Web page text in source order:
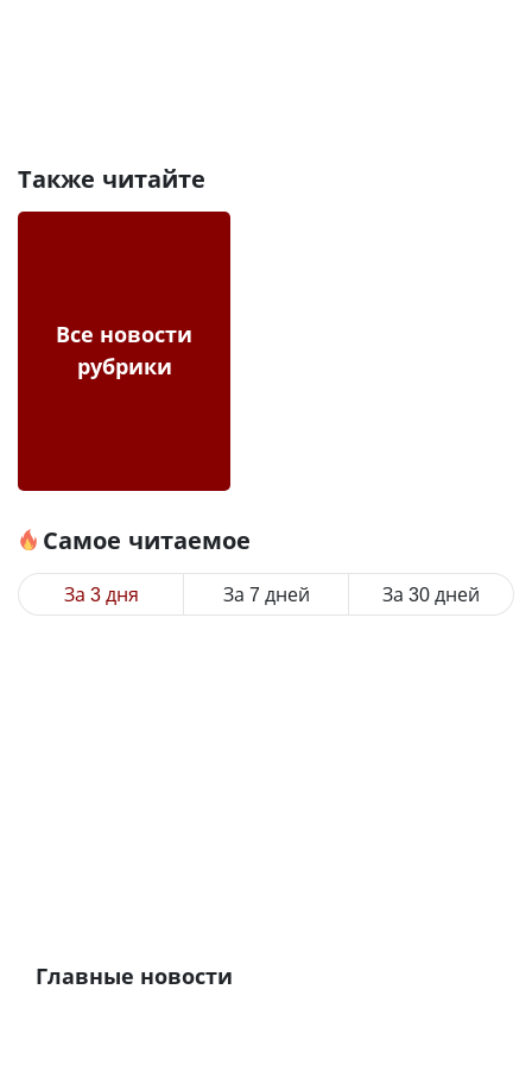
Также читайте
Все новости
рубрики
Самое читаемое
За 3 дня За 7 дней За 30 дней
Главные новости